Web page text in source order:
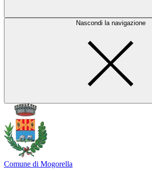
Nascondi la navigazione
Comune di Mogorella